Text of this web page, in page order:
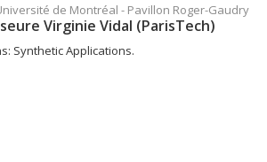
de Montréal - Pavillon Roger-Gaudry
Virginie Vidal (ParisTech)
Synthetic Applications.